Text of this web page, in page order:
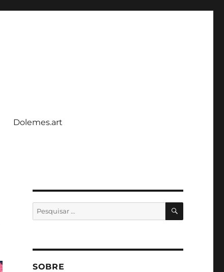
Dolemes.art
Pesquisar
por:
SOBRE